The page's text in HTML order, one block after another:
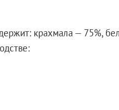
крахмала — 75%,